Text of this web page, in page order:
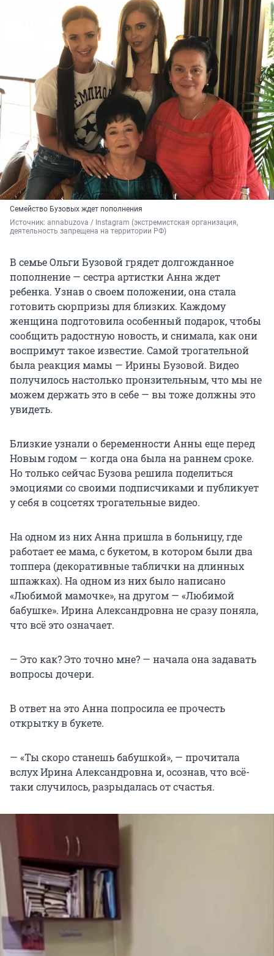
Семейство Бузовых ждет пополнения
Источник: annabuzova / Instagram (экстремистская организация,
деятельность запрещена на территории РФ)
В семье Ольги Бузовой грядет долгожданное
пополнение — сестра артистки Анна ждет
ребенка. Узнав о своем положении, она стала
готовить сюрпризы для близких. Каждому
женщина подготовила особенный подарок, чтобы
сообщить радостную новость, и снимала, как они
воспримут такое известие. Самой трогательной
была реакция мамы — Ирины Бузовой. Видео
получилось настолько пронзительным, что мы не
можем держать это в себе — вы тоже должны это
увидеть.
Близкие узнали о беременности Анны еще перед
Новым годом — когда она была на раннем сроке.
Но только сейчас Бузова решила поделиться
эмоциями со своими подписчиками и публикует
у себя в соцсетях трогательные видео.
На одном из них Анна пришла в больницу, где
работает ее мама, с букетом, в котором были два
топпера (декоративные таблички на длинных
шпажках). На одном из них было написано
«Любимой мамочке», на другом — «Любимой
бабушке». Ирина Александровна не сразу поняла,
что всё это означает.
— Это как? Это точно мне? — начала она задавать
вопросы дочери.
В ответ на это Анна попросила ее прочесть
открытку в букете.
— «Ты скоро станешь бабушкой», — прочитала
вслух Ирина Александровна и, осознав, что всё-
таки случилось, разрыдалась от счастья.